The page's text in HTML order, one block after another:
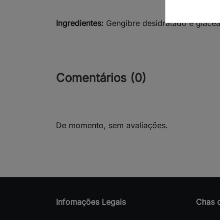
Ingredientes: Gengibre desidratado e
Comentários (0)
De momento, sem avaliações.
Infomações Legais Chas